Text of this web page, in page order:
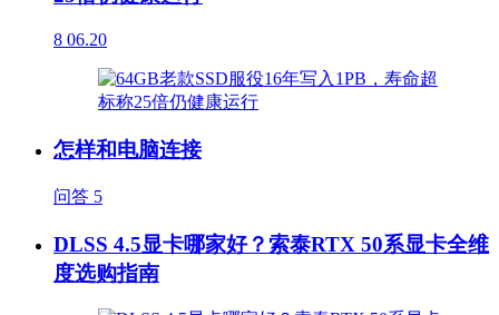
8 06.20
怎样和电脑连接
问答 5
DLSS 4.5显卡哪家好？索泰RTX 50系显卡全维
度选购指南